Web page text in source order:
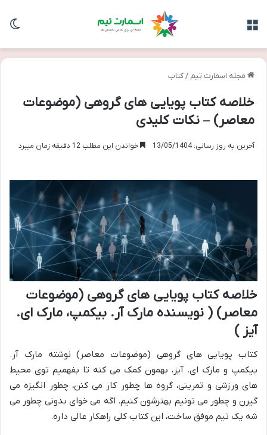
مجله اسمارت تیم /کتاب
خلاصه کتاب پویایی های گروهی (موضوعات
معاصر) – نکات کلیدی
آخرین به روز رسانی: 13/05/1404 خواندن این مطلب 12 دقیقه زمان میبرد
خلاصه کتاب پویایی های گروهی (موضوعات
معاصر) ( نویسنده مارک آر. بیکمپ، مارک ای.
آیز )
کتاب پویایی های گروهی (موضوعات معاصر) نوشته مارک آر.
بیکمپ و مارک ای. آیز، بهمون کمک می کنه تا بفهمیم توی محیط
های ورزشی و تمرینی، گروه ها چطور کار می کنن، چطور انگیزه می
گیرن و چطور می تونیم بهترشون کنیم. اگه می خوای بدونی چطور می
شه یک تیم موفق ساخت، این کتاب کلی راهکار عالی داره.